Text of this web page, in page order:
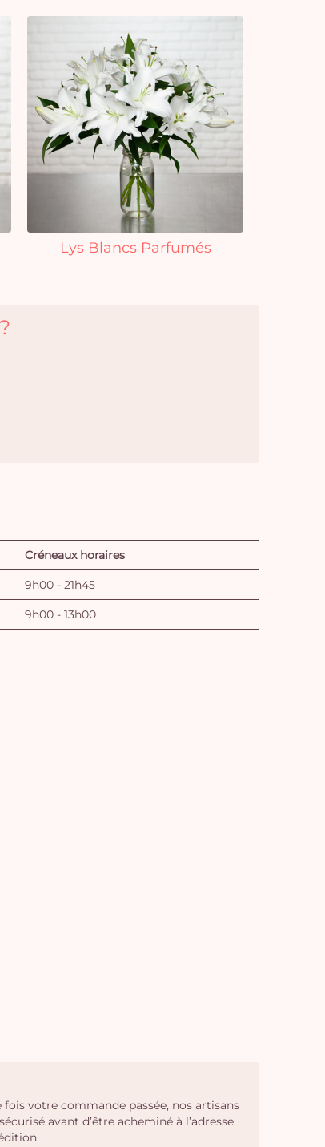
Lys Blancs Parfumés
Créneaux horaires
9h00 - 21h45
9h00 - 13h00
votre commande passée, nos artisans
avant d’être acheminé à l’adresse